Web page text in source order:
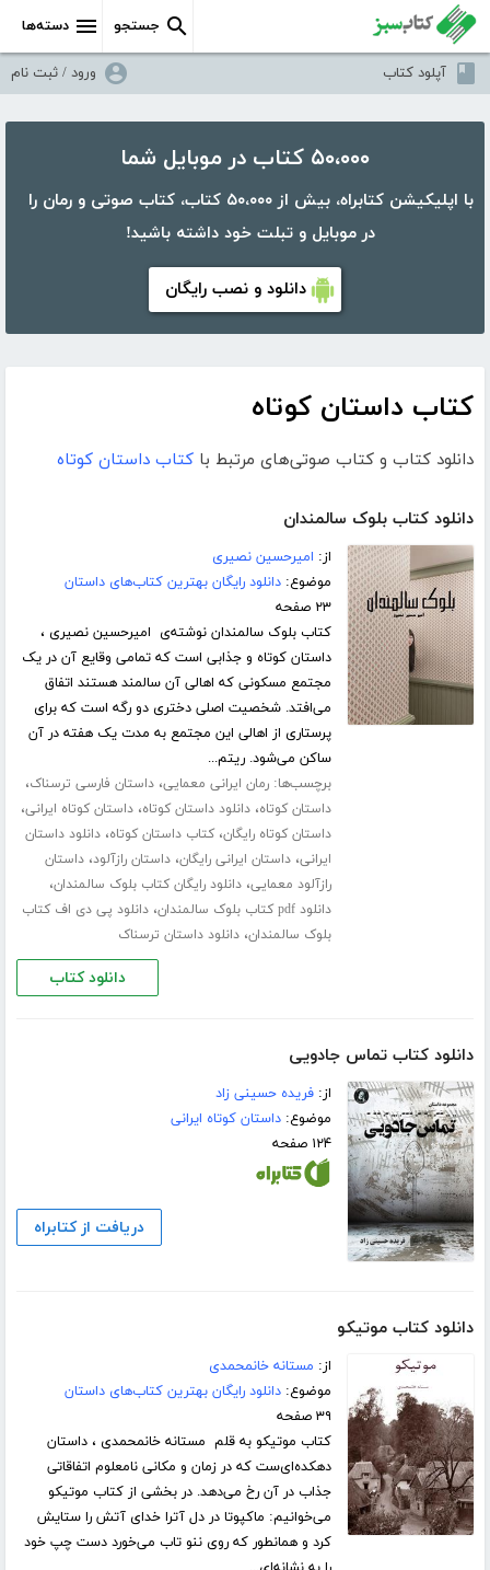
دسته‌ها جستجو
آپلود کتاب ورود / ثبت نام
۵۰،۰۰۰ کتاب در موبایل شما
با اپلیکیشن کتابراه، بیش از ۵۰،۰۰۰ کتاب، کتاب صوتی و رمان را
در موبایل و تبلت خود داشته باشید!
دانلود و نصب رایگان
کتاب داستان کوتاه
دانلود کتاب و کتاب صوتی‌های مرتبط با کتاب داستان کوتاه
دانلود کتاب بلوک سالمندان
از: امیرحسین نصیری
موضوع:دانلود رایگان بهترین کتاب‌های داستان
۲۳ صفحه
کتاب بلوک سالمندان نوشته‌ی امیرحسین نصیری ،
داستان کوتاه و جذابی است که تمامی وقایع آن در یک
مجتمع مسکونی که اهالی آن سالمند هستند اتفاق
می‌افتد. شخصیت اصلی دختری دو رگه است که برای
پرستاری از اهالی این مجتمع به مدت یک هفته در آن
ساکن می‌شود. ریتم...
برچسب‌ها:رمان ایرانی معمایی،داستان فارسی ترسناک،
داستان کوتاه،دانلود داستان کوتاه،داستان کوتاه ایرانی،
داستان کوتاه رایگان،کتاب داستان کوتاه،دانلود داستان
ایرانی،داستان ایرانی رایگان،داستان رازآلود،داستان
رازآلود معمایی،دانلود رایگان کتاب بلوک سالمندان،
دانلود pdf کتاب بلوک سالمندان ،دانلود پی دی اف کتاب
بلوک سالمندان،دانلود داستان ترسناک
دانلود کتاب
دانلود کتاب تماس جادویی
از:فریده حسینی زاد
موضوع:داستان کوتاه ایرانی
۱۲۴ صفحه
دریافت از کتابراه
دانلود کتاب موتیکو
از: مستانه خانمحمدی
موضوع:دانلود رایگان بهترین کتاب‌های داستان
۳۹ صفحه
کتاب موتیکو به قلم مستانه خانمحمدی ، داستان
دهکده‌ای‌ست که در زمان و مکانی نامعلوم اتفاقاتی
جذاب در آن رخ می‌دهد. در بخشی از کتاب موتیکو
می‌خوانیم: ماکپوتا در دل آترا خدای آتش را ستایش
کرد و همانطور که روی ننو تاب می‌خورد دست چپ خود